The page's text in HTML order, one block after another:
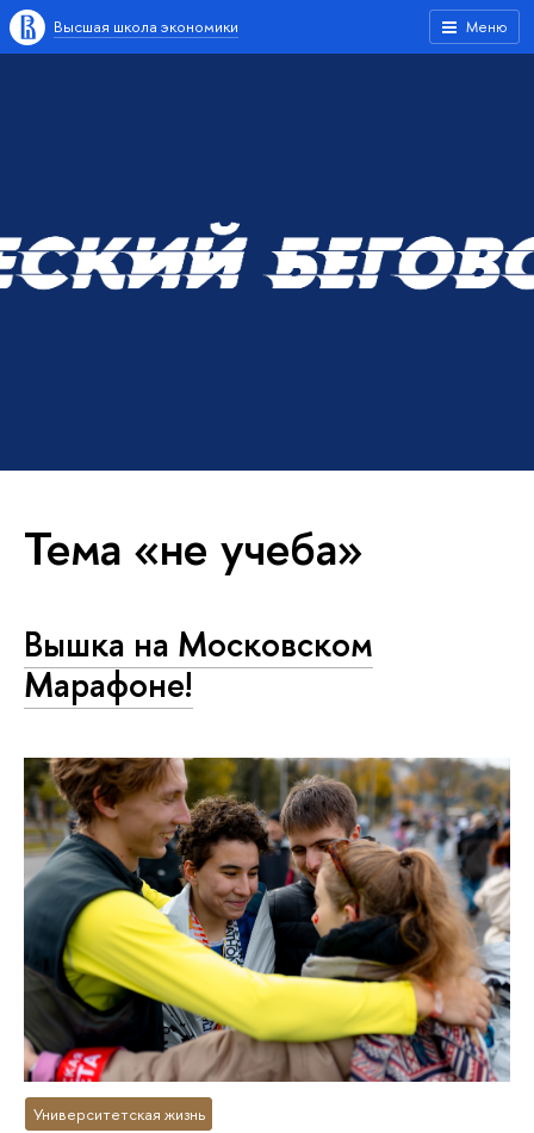
Меню
Высшая школа экономики
Тема «не учеба»
Вышка на Московском
Марафоне!
Университетская жизнь